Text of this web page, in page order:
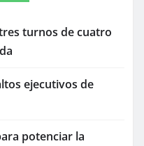
turnos de cuatro
ejecutivos de
potenciar la